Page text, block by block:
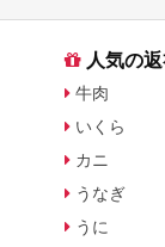
人気の
牛肉
いくら
カニ
うなぎ
うに